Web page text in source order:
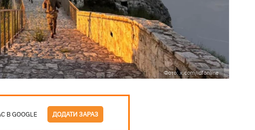
Фото: x.com/idfonline
В GOOGLE ДОДАТИ ЗАРАЗ